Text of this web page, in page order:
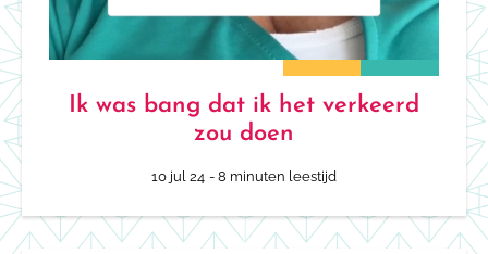
Ik was bang dat ik het verkeerd
zou doen
10 jul 24 - 8 minuten leestijd